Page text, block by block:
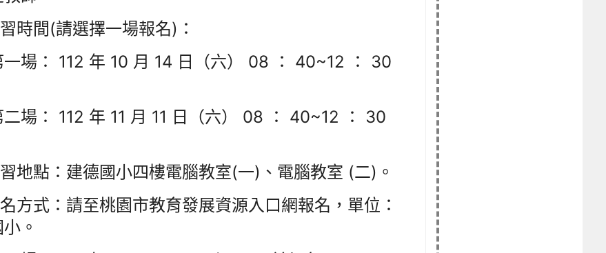
時間(請選擇一場報名)：
一場： 112 年 10 月 14 日（六） 08 ： 40~12 ： 30
二場： 112 年 11 月 11 日（六） 08 ： 40~12 ： 30
地點：建德國小四樓電腦教室(一)、電腦教室 (二)。
方式：請至桃園市教育發展資源入口網報名，單位：
。